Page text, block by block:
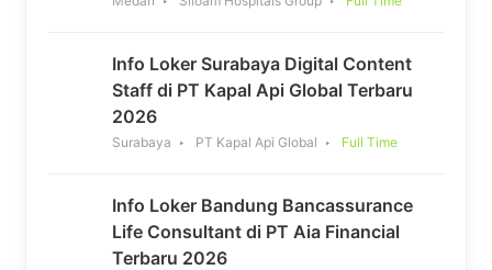
Info Loker Surabaya Digital Content
Staff di PT Kapal Api Global Terbaru
2026
Surabaya PT Kapal Api Global Full Time
Info Loker Bandung Bancassurance
Life Consultant di PT Aia Financial
Terbaru 2026